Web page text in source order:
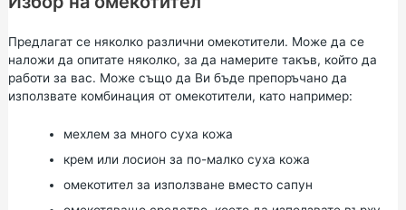
Предлагат се няколко различни омекотители. Може да се
наложи да опитате няколко, за да намерите такъв, който да
работи за вас. Може също да Ви бъде препоръчано да
използвате комбинация от омекотители, като например:
мехлем за много суха кожа
крем или лосион за по-малко суха кожа
омекотител за използване вместо сапун